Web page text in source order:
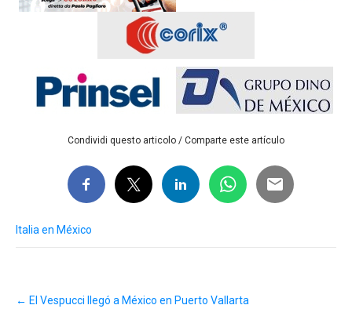
Condividi questo articolo / Comparte este artículo
Italia en México
navigation
← El Vespucci llegó a México en Puerto Vallarta